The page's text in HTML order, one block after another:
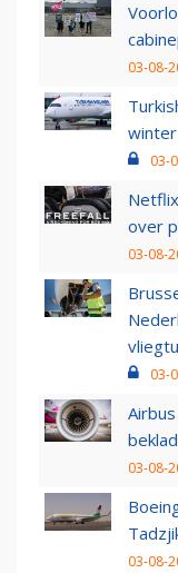
03-08-
03-
over
03-08-
03-
03-08-
03-08-